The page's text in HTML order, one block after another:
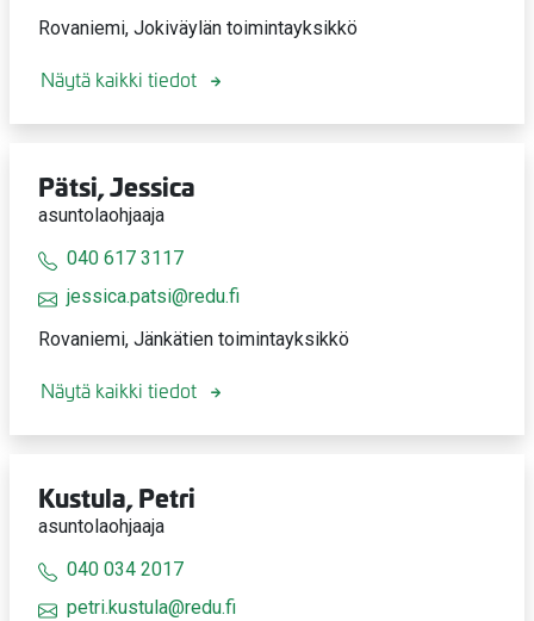
Rovaniemi, Jokiväylän toimintayksikkö
Näytä kaikki tiedot
Pätsi, Jessica
asuntolaohjaaja
040 617 3117
jessica.patsi@redu.fi
Rovaniemi, Jänkätien toimintayksikkö
Näytä kaikki tiedot
Kustula, Petri
asuntolaohjaaja
040 034 2017
petri.kustula@redu.fi